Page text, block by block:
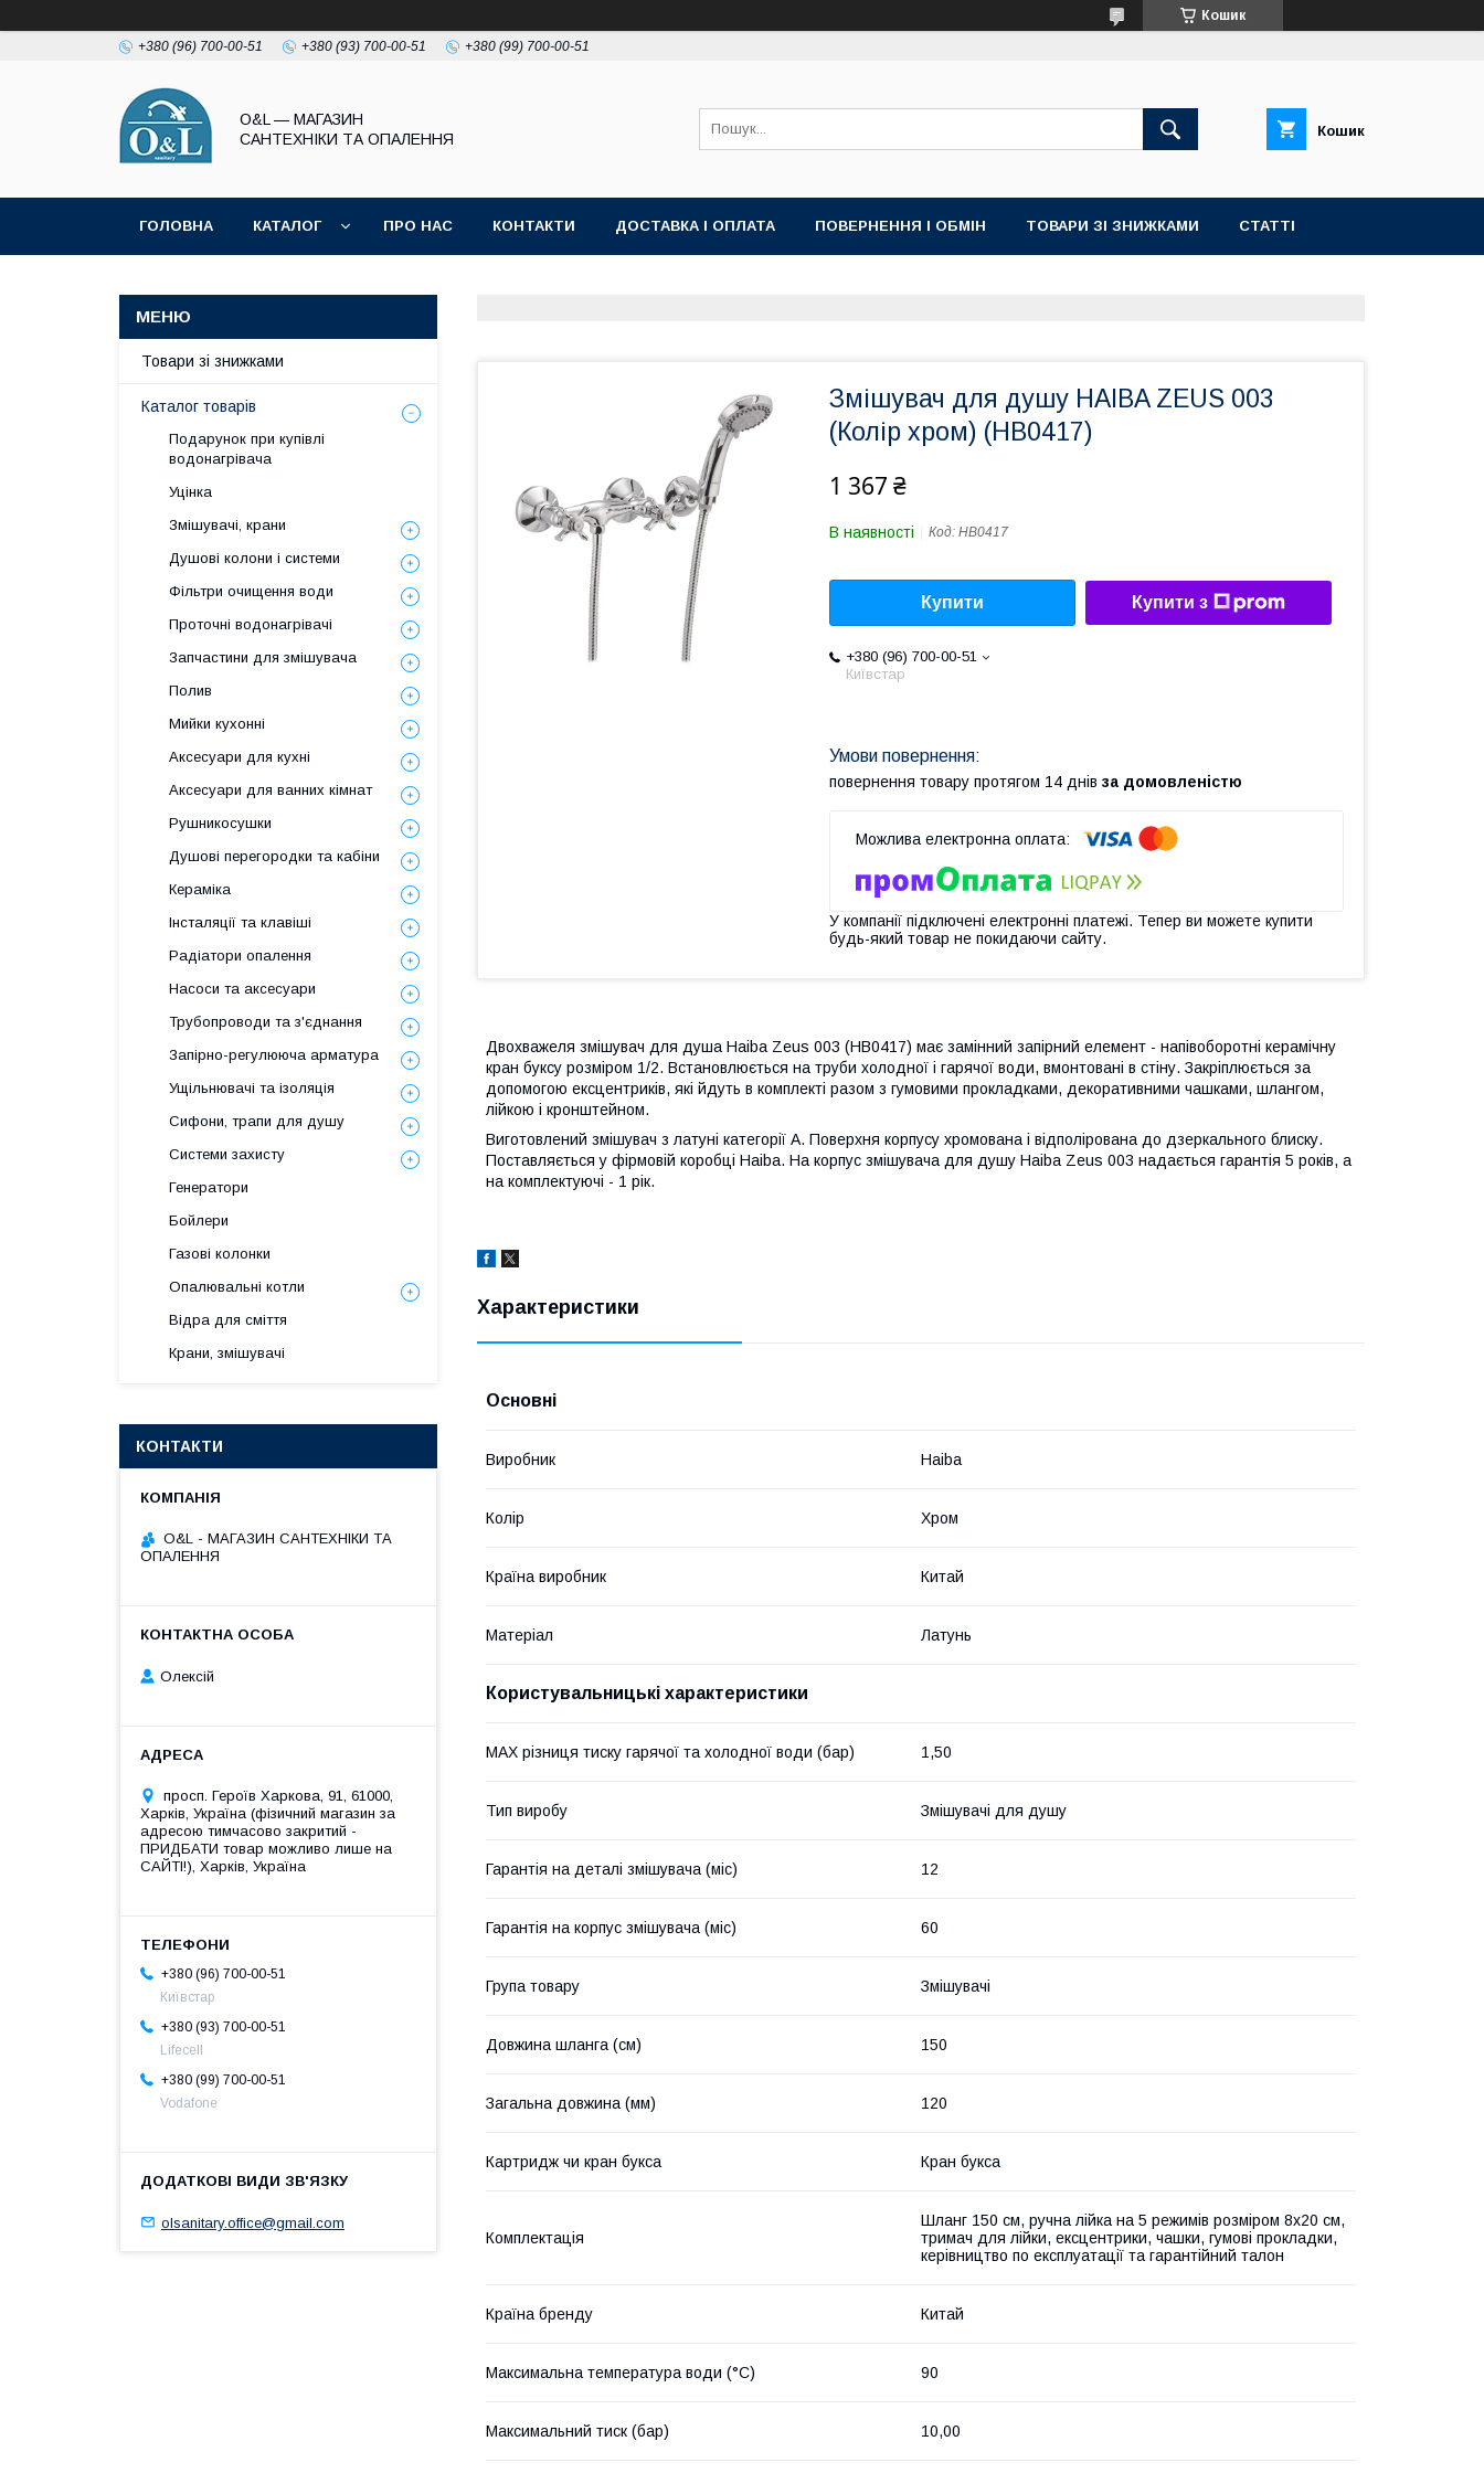
Кошик
+380 (96) 700-00-51 +380 (93) 700-00-51 +380 (99) 700-00-51
O&L — МАГАЗИН
САНТЕХНІКИ ТА ОПАЛЕННЯ
Кошик
ГОЛОВНА КАТАЛОГ ПРО НАС КОНТАКТИ ДОСТАВКА І ОПЛАТА ПОВЕРНЕННЯ І ОБМІН ТОВАРИ ЗІ ЗНИЖКАМИ СТАТТІ
Змішувач для душу HAIBA ZEUS 003
(Колір хром) (HB0417)
1 367 ₴
В наявності Код: HB0417
Купити Купити з
+380 (96) 700-00-51
Київстар
повернення товару протягом 14 днів за домовленістю
У компанії підключені електронні платежі. Тепер ви можете купити
будь-який товар не покидаючи сайту.
Двохважеля змішувач для душа Haiba Zeus 003 (HB0417) має замінний запірний елемент - напівоборотні керамічну
кран буксу розміром 1/2. Встановлюється на труби холодної і гарячої води, вмонтовані в стіну. Закріплюється за
допомогою ексцентриків, які йдуть в комплекті разом з гумовими прокладками, декоративними чашками, шлангом,
лійкою і кронштейном.
Виготовлений змішувач з латуні категорії А. Поверхня корпусу хромована і відполірована до дзеркального блиску.
Поставляється у фірмовій коробці Haiba. На корпус змішувача для душу Haiba Zeus 003 надається гарантія 5 років, а
на комплектуючі - 1 рік.
Характеристики
Основні
Виробник Haiba
Колір Хром
Країна виробник Китай
Матеріал Латунь
Користувальницькі характеристики
MAX різниця тиску гарячої та холодної води (бар) 1,50
Тип виробу Змішувачі для душу
Гарантія на деталі змішувача (міс) 12
Гарантія на корпус змішувача (міс) 60
Група товару Змішувачі
Довжина шланга (см) 150
Загальна довжина (мм) 120
Картридж чи кран букса Кран букса
Комплектація
Шланг 150 см, ручна лійка на 5 режимів розміром 8х20 см,
тримач для лійки, ексцентрики, чашки, гумові прокладки,
керівництво по експлуатації та гарантійний талон
Країна бренду Китай
Максимальна температура води (°C) 90
Максимальний тиск (бар) 10,00
Товари зі знижками
Каталог товарів
Подарунок при купівлі
водонагрівача
Уцінка
Змішувачі, крани
Душові колони і системи
Фільтри очищення води
Проточні водонагрівачі
Запчастини для змішувача
Полив
Мийки кухонні
Аксесуари для кухні
Аксесуари для ванних кімнат
Рушникосушки
Душові перегородки та кабіни
Кераміка
Інсталяції та клавіші
Радіатори опалення
Насоси та аксесуари
Трубопроводи та з'єднання
Запірно-регулююча арматура
Ущільнювачі та ізоляція
Сифони, трапи для душу
Системи захисту
Генератори
Бойлери
Газові колонки
Опалювальні котли
Відра для сміття
Крани, змішувачі
КОНТАКТИ
O&L - МАГАЗИН САНТЕХНІКИ ТА
ОПАЛЕННЯ
Олексій
просп. Героїв Харкова, 91, 61000,
Харків, Україна (фізичний магазин за
адресою тимчасово закритий -
ПРИДБАТИ товар можливо лише на
САЙТІ!), Харків, Україна
+380 (96) 700-00-51
Київстар
+380 (93) 700-00-51
Lifecell
+380 (99) 700-00-51
Vodafone
olsanitary.office@gmail.com